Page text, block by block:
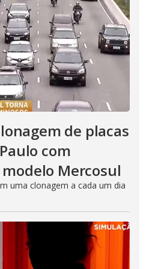
de placas
com
Mercosul
uma clonagem a cada um dia